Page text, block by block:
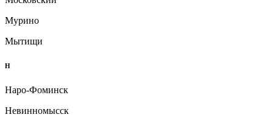
Мурино
Мытищи
Н
Наро-Фоминск
Невинномысск